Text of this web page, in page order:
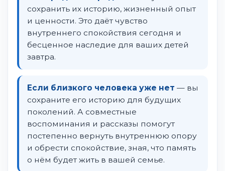
сохранить их историю, жизненный опыт
и ценности. Это даёт чувство
внутреннего спокойствия сегодня и
бесценное наследие для ваших детей
завтра.
Если близкого человека уже нет — вы
сохраните его историю для будущих
поколений. А совместные
воспоминания и рассказы помогут
постепенно вернуть внутреннюю опору
и обрести спокойствие, зная, что память
о нём будет жить в вашей семье.